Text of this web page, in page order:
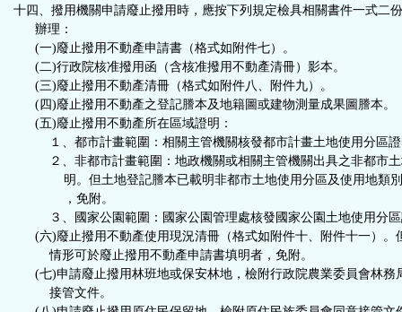
十四、撥用機關申請廢止撥用時，應按下列規定檢具相關書件一式二
辦理：
(一)廢止撥用不動產申請書（格式如附件七）。
(二)行政院核准撥用函（含核准撥用不動產清冊）影本。
(三)廢止撥用不動產清冊（格式如附件八、附件九）。
(四)廢止撥用不動產之登記謄本及地籍圖或建物測量成果圖謄本。
(五)廢止撥用不動產所在區域證明：
１、 都市計畫範圍：相關主管機關核發都市計畫土地使用分區
２、非都市計畫範圍：地政機關或相關主管機關出具之非都市土
明。但土地登記謄本已載明非都市土地使用分區及使用地類
，免附。
３、 國家公園範圍：國家公園管理處核發國家公園土地使用分
(六)廢止撥用不動產使用現況清冊（格式如附件十、附件十一）。
情形可於廢止撥用不動產申請書填明者，免附。
(七)申請廢止撥用林班地或保安林地，檢附行政院農業委員會林務
接管文件。